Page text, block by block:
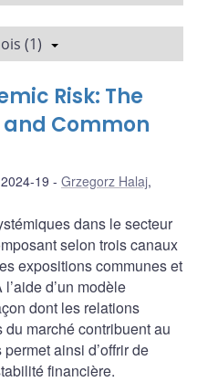
(1)
Risk: The
and Common
19 Grzegorz Halaj,
dans le secteur
selon trois canaux
expositions communes et
d’un modèle
dont les relations
marché contribuent au
ainsi d’offrir de
financière.